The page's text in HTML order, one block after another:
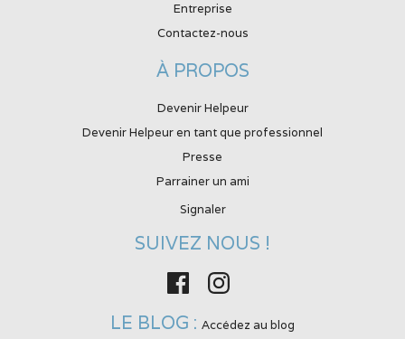
Entreprise
Contactez-nous
À PROPOS
Devenir Helpeur
Devenir Helpeur en tant que professionnel
Presse
Parrainer un ami
Signaler
SUIVEZ NOUS !
FacebookInstagram
LE BLOG : Accédez au blog